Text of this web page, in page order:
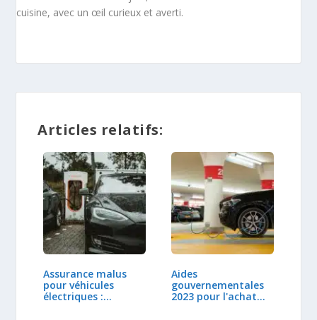
cuisine, avec un œil curieux et averti.
Articles relatifs:
Assurance malus
pour véhicules
électriques :…
Aides
gouvernementales
2023 pour l'achat